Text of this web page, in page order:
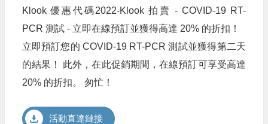
Klook 優惠代碼2022-Klook 拍賣 - COVID-19 RT-
PCR 測試 - 立即在線預訂並獲得高達 20% 的折扣！
立即預訂您的 COVID-19 RT-PCR 測試並獲得第二天
的結果！ 此外，在此促銷期間，在線預訂可享受高達
20% 的折扣。 匆忙！
活動直達鏈接